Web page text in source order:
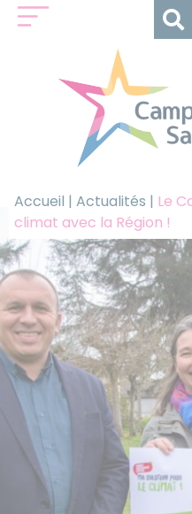
Accueil | Actualités | Le
climat avec la Région !
Panneau de gestion des